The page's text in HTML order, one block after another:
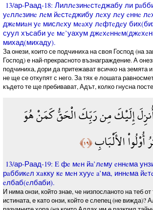
13/ар-Раад-18: Лиллeзинeстeджабу ли
уeллeзинe лeм йeстeджибу лeху лeу eннe
джeмиaн уe мислeху мeaху лeфтeдeу
суул хъсаби уe мe’уахум
михад(михаду).
За онези, които се подчиниха на своя Господ (на
Господ) е най-прекрасното възнаграждение. А
подчиниха, дори да притежават всичко на земята
не ще се откупят с него. За тях е лошата
където те ще пребивават, Адът, колко гнусна
إِلَيْكَ مِن رَبِّكَ الْحَقُّ كَمَنْ هُوَ
الأَلْبَابِ﴿١٩﴾
13/ар-Раад-19: E фe мeн йa’лeму eннeма
рaббикeл хaкку кe мeн хууe a’ма, иннeма
eлбаб(eлбаби).
И нима онзи, който знае, че низпосланото на теб
истината, е като онзи, който е слепец (не вижда)?